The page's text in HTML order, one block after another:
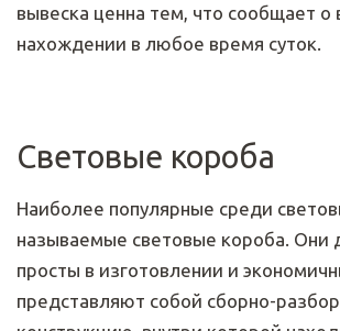
вывеска ценна тем, что сообщает
нахождении в любое время суток.
Световые короба
Наиболее популярные среди
называемые световые короба. Они
просты в изготовлении и
представляют собой сборно-